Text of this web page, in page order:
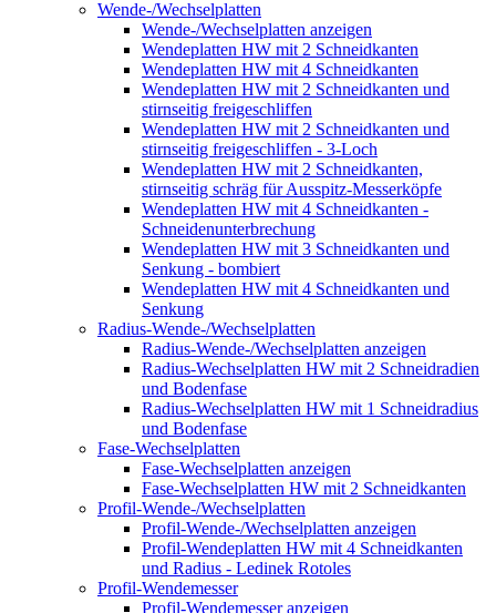
Wende-/Wechselplatten
Wende-/Wechselplatten anzeigen
Wendeplatten HW mit 2 Schneidkanten
Wendeplatten HW mit 4 Schneidkanten
Wendeplatten HW mit 2 Schneidkanten und
stirnseitig freigeschliffen
Wendeplatten HW mit 2 Schneidkanten und
stirnseitig freigeschliffen - 3-Loch
Wendeplatten HW mit 2 Schneidkanten,
stirnseitig schräg für Ausspitz-Messerköpfe
Wendeplatten HW mit 4 Schneidkanten -
Schneidenunterbrechung
Wendeplatten HW mit 3 Schneidkanten und
Senkung - bombiert
Wendeplatten HW mit 4 Schneidkanten und
Senkung
Radius-Wende-/Wechselplatten
Radius-Wende-/Wechselplatten anzeigen
Radius-Wechselplatten HW mit 2 Schneidradien
und Bodenfase
Radius-Wechselplatten HW mit 1 Schneidradius
und Bodenfase
Fase-Wechselplatten
Fase-Wechselplatten anzeigen
Fase-Wechselplatten HW mit 2 Schneidkanten
Profil-Wende-/Wechselplatten
Profil-Wende-/Wechselplatten anzeigen
Profil-Wendeplatten HW mit 4 Schneidkanten
und Radius - Ledinek Rotoles
Profil-Wendemesser
Profil-Wendemesser anzeigen